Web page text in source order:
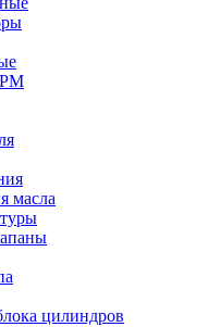
масла
цилиндров